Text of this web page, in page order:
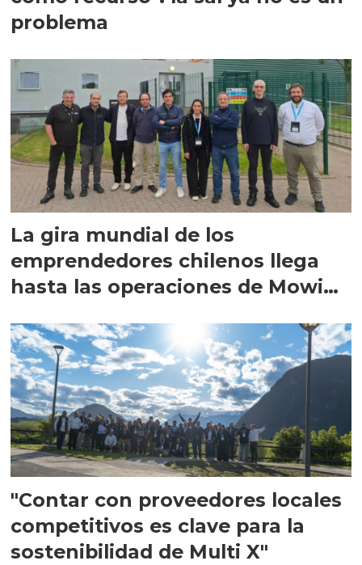
problema
La gira mundial de los
emprendedores chilenos llega
hasta las operaciones de Mowi
"Contar con proveedores locales
competitivos es clave para la
sostenibilidad de Multi X"